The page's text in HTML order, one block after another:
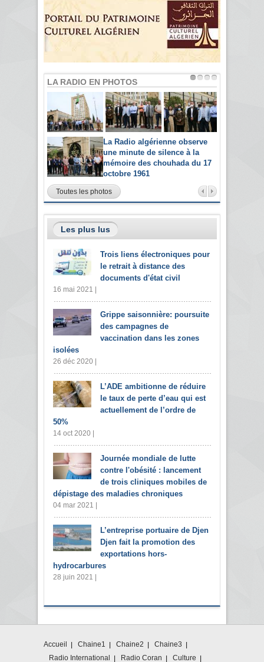
LA RADIO EN PHOTOS
La Radio algérienne observe
une minute de silence à la
mémoire des chouhada du 17
octobre 1961
Toutes les photos
Les plus lus
Trois liens électroniques pour
le retrait à distance des
documents d'état civil
16 mai 2021 |
Grippe saisonnière: poursuite
des campagnes de
vaccination dans les zones
isolées
26 déc 2020 |
L’ADE ambitionne de réduire
le taux de perte d’eau qui est
actuellement de l’ordre de
50%
14 oct 2020 |
Journée mondiale de lutte
contre l'obésité : lancement
de trois cliniques mobiles de
dépistage des maladies chroniques
04 mar 2021 |
L’entreprise portuaire de Djen
Djen fait la promotion des
exportations hors-
hydrocarbures
28 juin 2021 |
Accueil Chaine1 Chaine2
Chaine3
Radio International
Radio Coran Culture